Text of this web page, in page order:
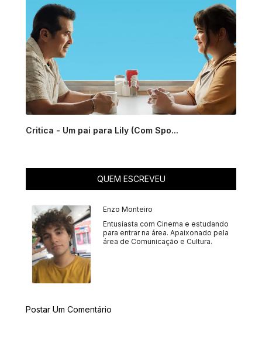
Critica - Um pai para Lily (Com Spo...
QUEM ESCREVEU
Enzo Monteiro
Entusiasta com Cinema e estudando
para entrar na área. Apaixonado pela
área de Comunicação e Cultura.
Postar Um Comentário